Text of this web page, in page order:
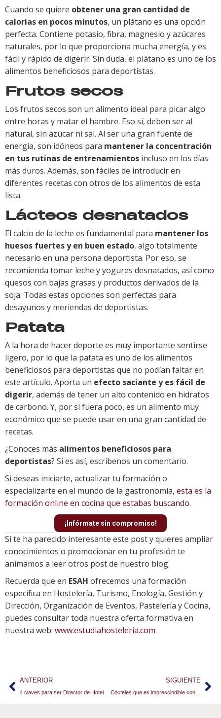
Cuando se quiere obtener una gran cantidad de
calorías en pocos minutos, un plátano es una opción
perfecta. Contiene potasio, fibra, magnesio y azúcares
naturales, por lo que proporciona mucha energía, y es
fácil y rápido de digerir. Sin duda, el plátano es uno de los
alimentos beneficiosos para deportistas.
Frutos secos
Los frutos secos son un alimento ideal para picar algo
entre horas y matar el hambre. Eso sí, deben ser al
natural, sin azúcar ni sal. Al ser una gran fuente de
energía, son idóneos para mantener la concentración
en tus rutinas de entrenamientos incluso en los días
más duros. Además, son fáciles de introducir en
diferentes recetas con otros de los alimentos de esta
lista.
Lácteos desnatados
El calcio de la leche es fundamental para mantener los
huesos fuertes y en buen estado, algo totalmente
necesario en una persona deportista. Por eso, se
recomienda tomar leche y yogures desnatados, así como
quesos con bajas grasas y productos derivados de la
soja. Todas estas opciones son perfectas para
desayunos y meriendas de deportistas.
Patata
A la hora de hacer deporte es muy importante sentirse
ligero, por lo que la patata es uno de los alimentos
beneficiosos para deportistas que no podían faltar en
este artículo. Aporta un efecto saciante y es fácil de
digerir, además de tener un alto contenido en hidratos
de carbono. Y, por si fuera poco, es un alimento muy
económico que se puede usar en una gran cantidad de
recetas.
¿Conoces más alimentos beneficiosos para
deportistas? Si es así, escríbenos un comentario.
Si deseas iniciarte, actualizar tu formación o
especializarte en el mundo de la gastronomía, esta es la
formación online en cocina que estabas buscando.
¡Infórmate sin compromiso!
Si te ha parecido interesante este post y quieres ampliar
conocimientos o promocionar en tu profesión te
animamos a leer otros post de nuestro blog.
Recuerda que en ESAH ofrecemos una formación
específica en Hostelería, Turismo, Enología, Gestión y
Dirección, Organización de Eventos, Pastelería y Cocina,
puedes consultar toda nuestra oferta formativa en
nuestra web: www.estudiahosteleria.com
ANTERIOR
4 claves para ser Director de Hotel
SIGUIENTE
Cócteles que es imprescindible conocer